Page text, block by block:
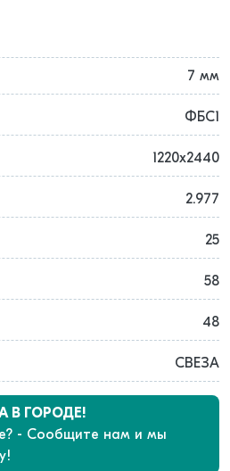
7 мм
ФБС1
1220x2440
2.977
25
58
48
СВЕЗА
В ГОРОДЕ!
- Сообщите нам и мы